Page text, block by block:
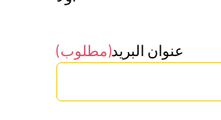
عنوان البريد(مطلوب)